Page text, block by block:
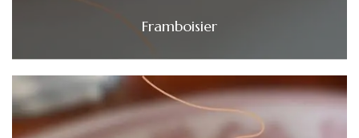
Framboisier